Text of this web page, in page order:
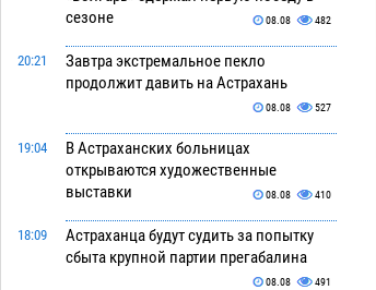
сезоне
08.08 482
20:21
Завтра экстремальное пекло
продолжит давить на Астрахань
08.08 527
19:04
В Астраханских больницах
открываются художественные
выставки
08.08 410
18:09
Астраханца будут судить за попытку
сбыта крупной партии прегабалина
08.08 491